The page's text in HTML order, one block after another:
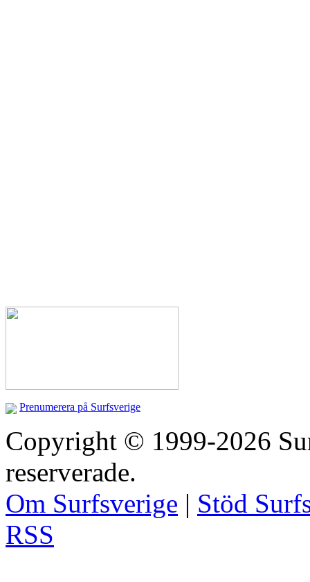
Prenumerera på Surfsverige
Copyright © 1999-2026
reserverade.
Om Surfsverige | Stöd
RSS